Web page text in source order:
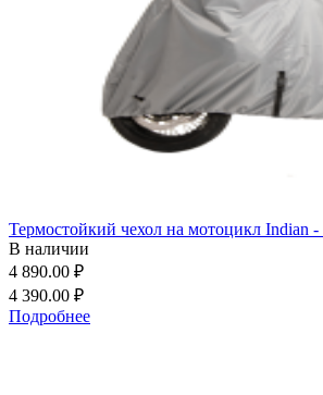
Термостойкий чехол на мотоцикл Indian
В наличии
4 890.00 ₽
4 390.00 ₽
Подробнее